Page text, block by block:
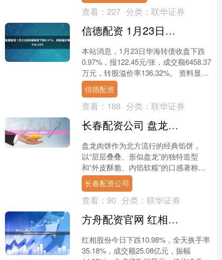
查看： 227 分类： 联华证券
信德配资 1月23日华海转债下跌0.97%，转股溢价率136.32%
本站消息，1月23日华海转债收盘下跌
0.97%，报122.45元/张，成交额6458.37
万元，转股溢价率136.32%。 资料显
示，华海转债信用级别为“AA”....
信德配资
查看： 188 分类： 联华证券
长春配资公司 盘龙肉饼
盘龙肉饼作为北方流行的经典馅饼，
以“层层叠叠、形似盘龙”的独特造型
和“外皮酥脆、内馅软糯”的口感著称。
其核心工艺在于通过面皮折叠卷制与肉
馅分层分布，将普通的馅饼....
长春配资公司
查看： 90 分类： 联华证券
方舟配资官网 红相股份1月15日龙虎榜数据
红相股份今日下跌10.98%，全天换手率
35.18%，成交额25.08亿元，振幅